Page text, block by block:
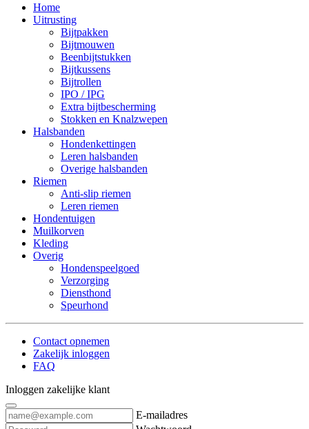
Home
Uitrusting
Bijtpakken
Bijtmouwen
Beenbijtstukken
Bijtkussens
Bijtrollen
IPO / IPG
Extra bijtbescherming
Stokken en Knalzwepen
Halsbanden
Hondenkettingen
Leren halsbanden
Overige halsbanden
Riemen
Anti-slip riemen
Leren riemen
Hondentuigen
Muilkorven
Kleding
Overig
Hondenspeelgoed
Verzorging
Diensthond
Speurhond
Contact opnemen
Zakelijk inloggen
FAQ
Inloggen zakelijke klant
E-mailadres